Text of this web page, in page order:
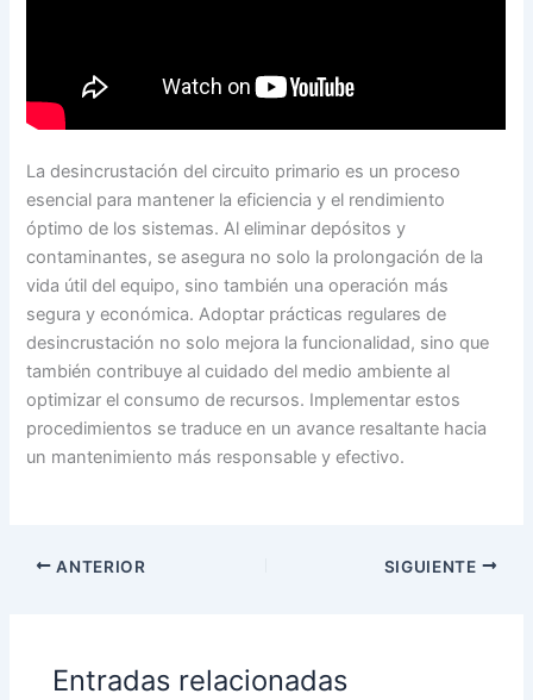
La desincrustación del circuito primario es un proceso
esencial para mantener la eficiencia y el rendimiento
óptimo de los sistemas. Al eliminar depósitos y
contaminantes, se asegura no solo la prolongación de la
vida útil del equipo, sino también una operación más
segura y económica. Adoptar prácticas regulares de
desincrustación no solo mejora la funcionalidad, sino que
también contribuye al cuidado del medio ambiente al
optimizar el consumo de recursos. Implementar estos
procedimientos se traduce en un avance resaltante hacia
un mantenimiento más responsable y efectivo.
ANTERIOR SIGUIENTE
Entradas relacionadas